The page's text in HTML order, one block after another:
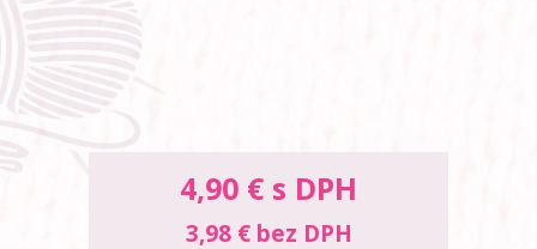
4,90 € s DPH
3,98 € bez DPH